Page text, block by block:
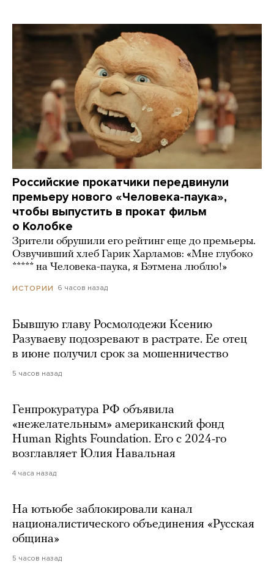
Российские прокатчики передвинули
премьеру нового «Человека-паука»,
чтобы выпустить в прокат фильм
о Колобке
Зрители обрушили его рейтинг еще до премьеры.
Озвучивший хлеб Гарик Харламов: «Мне глубоко
***** на Человека-паука, я Бэтмена люблю!»
ИСТОРИИ 6 часов назад
Бывшую главу Росмолодежи Ксению
Разуваеву подозревают в растрате. Ее отец
в июне получил срок за мошенничество
5 часов назад
Генпрокуратура РФ объявила
«нежелательным» американский фонд
Human Rights Foundation. Его с 2024-го
возглавляет Юлия Навальная
4 часа назад
На ютьюбе заблокировали канал
националистического объединения «Русская
община»
5 часов назад